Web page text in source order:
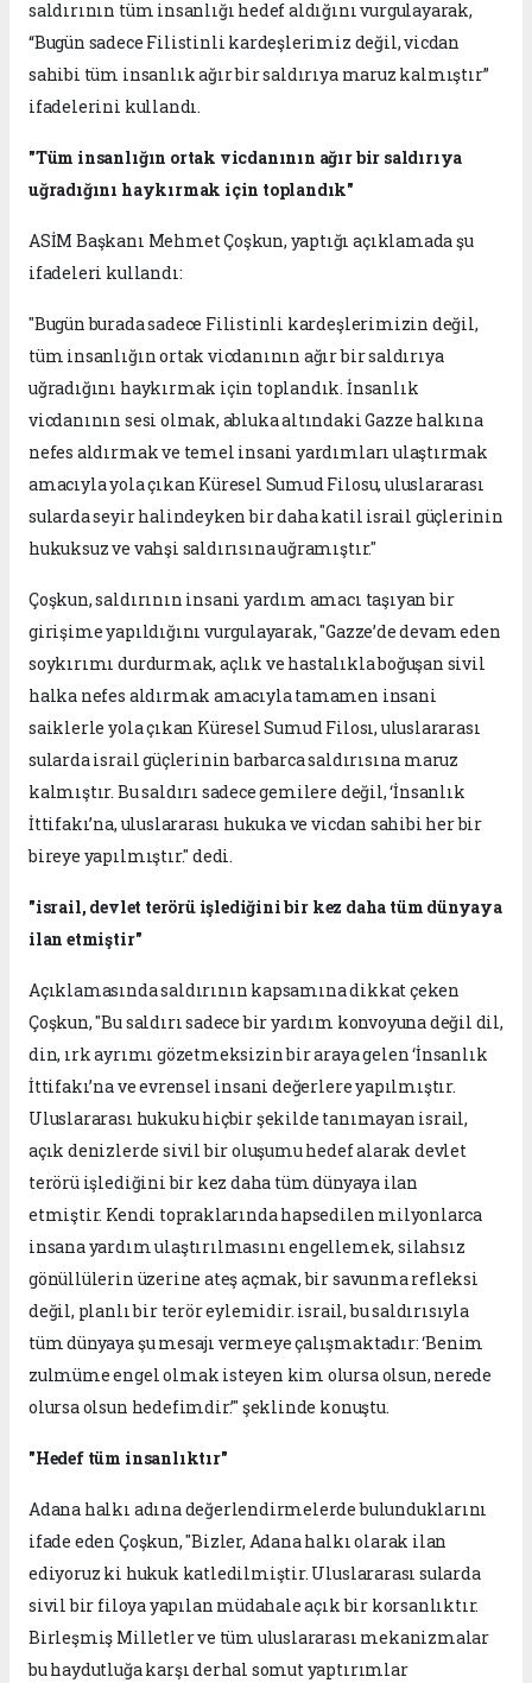
saldırının tüm insanlığı hedef aldığını vurgulayarak,
“Bugün sadece Filistinli kardeşlerimiz değil, vicdan
sahibi tüm insanlık ağır bir saldırıya maruz kalmıştır”
ifadelerini kullandı.
"Tüm insanlığın ortak vicdanının ağır bir saldırıya
uğradığını haykırmak için toplandık"
ASİM Başkanı Mehmet Çoşkun, yaptığı açıklamada şu
ifadeleri kullandı:
"Bugün burada sadece Filistinli kardeşlerimizin değil,
tüm insanlığın ortak vicdanının ağır bir saldırıya
uğradığını haykırmak için toplandık. İnsanlık
vicdanının sesi olmak, abluka altındaki Gazze halkına
nefes aldırmak ve temel insani yardımları ulaştırmak
amacıyla yola çıkan Küresel Sumud Filosu, uluslararası
sularda seyir halindeyken bir daha katil israil güçlerinin
hukuksuz ve vahşi saldırısına uğramıştır."
Çoşkun, saldırının insani yardım amacı taşıyan bir
girişime yapıldığını vurgulayarak, "Gazze’de devam eden
soykırımı durdurmak, açlık ve hastalıkla boğuşan sivil
halka nefes aldırmak amacıyla tamamen insani
saiklerle yola çıkan Küresel Sumud Filosı, uluslararası
sularda israil güçlerinin barbarca saldırısına maruz
kalmıştır. Bu saldırı sadece gemilere değil, ‘İnsanlık
İttifakı’na, uluslararası hukuka ve vicdan sahibi her bir
bireye yapılmıştır." dedi.
"israil, devlet terörü işlediğini bir kez daha tüm dünyaya
ilan etmiştir"
Açıklamasında saldırının kapsamına dikkat çeken
Çoşkun, "Bu saldırı sadece bir yardım konvoyuna değil dil,
din, ırk ayrımı gözetmeksizin bir araya gelen ‘İnsanlık
İttifakı’na ve evrensel insani değerlere yapılmıştır.
Uluslararası hukuku hiçbir şekilde tanımayan israil,
açık denizlerde sivil bir oluşumu hedef alarak devlet
terörü işlediğini bir kez daha tüm dünyaya ilan
etmiştir. Kendi topraklarında hapsedilen milyonlarca
insana yardım ulaştırılmasını engellemek, silahsız
gönüllülerin üzerine ateş açmak, bir savunma refleksi
değil, planlı bir terör eylemidir. israil, bu saldırısıyla
tüm dünyaya şu mesajı vermeye çalışmaktadır: ‘Benim
zulmüme engel olmak isteyen kim olursa olsun, nerede
olursa olsun hedefimdir.’" şeklinde konuştu.
"Hedef tüm insanlıktır"
Adana halkı adına değerlendirmelerde bulunduklarını
ifade eden Çoşkun, "Bizler, Adana halkı olarak ilan
ediyoruz ki hukuk katledilmiştir. Uluslararası sularda
sivil bir filoya yapılan müdahale açık bir korsanlıktır.
Birleşmiş Milletler ve tüm uluslararası mekanizmalar
bu haydutluğa karşı derhal somut yaptırımlar